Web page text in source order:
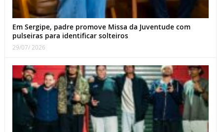
Em Sergipe, padre promove Missa da Juventude com
pulseiras para identificar solteiros
29/07/ 2026